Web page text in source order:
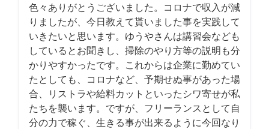
色々ありがとうございました。コロナで収入が減
りましたが、今日教えて貰いました事を実践して
いきたいと思います。ゆうやさんは講習会なども
しているとお聞きし、掃除のやり方等の説明も分
かりやすかったです。これからは企業に勤めてい
たとしても、コロナなど、予期せぬ事があった場
合、リストラや給料カットといったシワ寄せが私
たちを襲います。ですが、フリーランスとして自
分の力で稼ぐ、生きる事が出来るように今回なり